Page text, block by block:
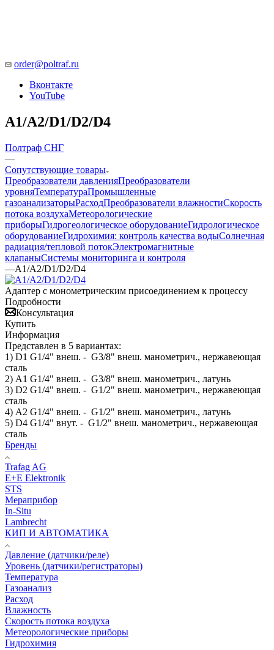
order@poltraf.ru
Вконтакте
YouTube
A1/A2/D1/D2/D4
Полтраф СНГ
—
Сопутствующие товары
Преобразователи давленияПреобразователи
уровняТемператураПромышленные
газоанализаторыРасходПреобразователи влажностиСкорость
потока воздухаМетеорологические
приборыГидрогеологическое оборудованиеГидрологическое
оборудованиеГидрохимия: контроль качества водыСолнечная
радиация/тепловой потокЭлектромагнитные
клапаныСистемы мониторинга и контроля
—A1/A2/D1/D2/D4
Адаптер с монометрическим присоединением к процессу
Подробности
Консультация
Купить
Информация
Представлен в 5 вариантах:
1) D1 G1/4" внеш. - G3/8" внеш. манометрич., нержавеющая
сталь
2) А1 G1/4" внеш. - G3/8" внеш. манометрич., латунь
3) D2 G1/4" внеш. - G1/2" внеш. манометрич., нержавеющая
сталь
4) А2 G1/4" внеш. - G1/2" внеш. манометрич., латунь
5) D4 G1/4" внут. - G1/2" внеш. манометрич., нержавеющая
сталь
Бренды
Trafag AG
E+E Elektronik
STS
Мераприбор
In-Situ
Lambrecht
КИП И АВТОМАТИКА
Давление (датчики/реле)
Уровень (датчики/регистраторы)
Температура
Газоанализ
Расход
Влажность
Скорость потока воздуха
Метеорологические приборы
Гидрохимия